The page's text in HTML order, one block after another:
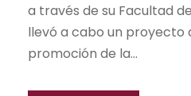
a través de su Facultad
llevó a cabo un proyecto
promoción de la...